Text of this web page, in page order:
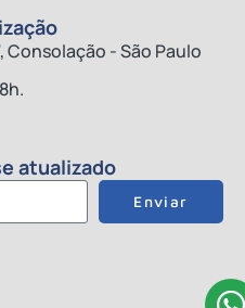
Consolação - São Paulo
atualizado
Enviar